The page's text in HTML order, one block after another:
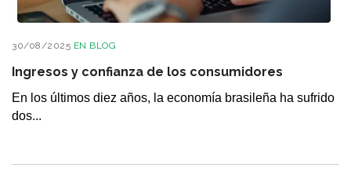
30/08/2025 EN BLOG
Ingresos y confianza de los consumidores
En los últimos diez años, la economía brasileña ha sufrido
dos...